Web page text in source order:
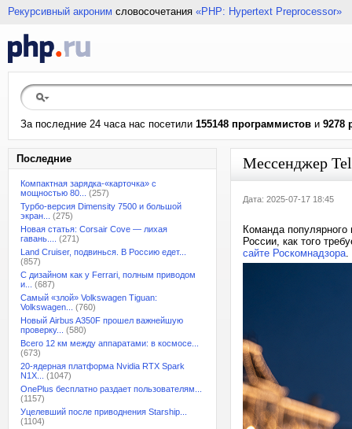
Рекурсивный акроним словосочетания «PHP: Hypertext Preprocessor»
За последние 24 часа нас посетили 155148 программистов и 9278
Последние
Компактная зарядка-«карточка» с
мощностью 80...
(257)
Турбо-версия Dimensity 7500 и большой
экран...
(275)
Новая статья: Corsair Cove — лихая
гавань....
(271)
Land Cruiser, подвинься. В Россию едет...
(857)
С дизайном как у Ferrari, полным приводом
и...
(687)
Самый «злой» Volkswagen Tiguan:
Volkswagen...
(760)
Новый Airbus A350F прошел важнейшую
проверку...
(580)
Всего 12 км между аппаратами: в космосе...
(673)
20-ядерная платформа Nvidia RTX Spark
N1X...
(1047)
OnePlus бесплатно раздает пользователям...
(1157)
Уцелевший после приводнения Starship...
(1104)
Мессенджер
Дата: 2025-07-17 18:45
Команда популярного
России, как того
сайте Роскомнадзора.